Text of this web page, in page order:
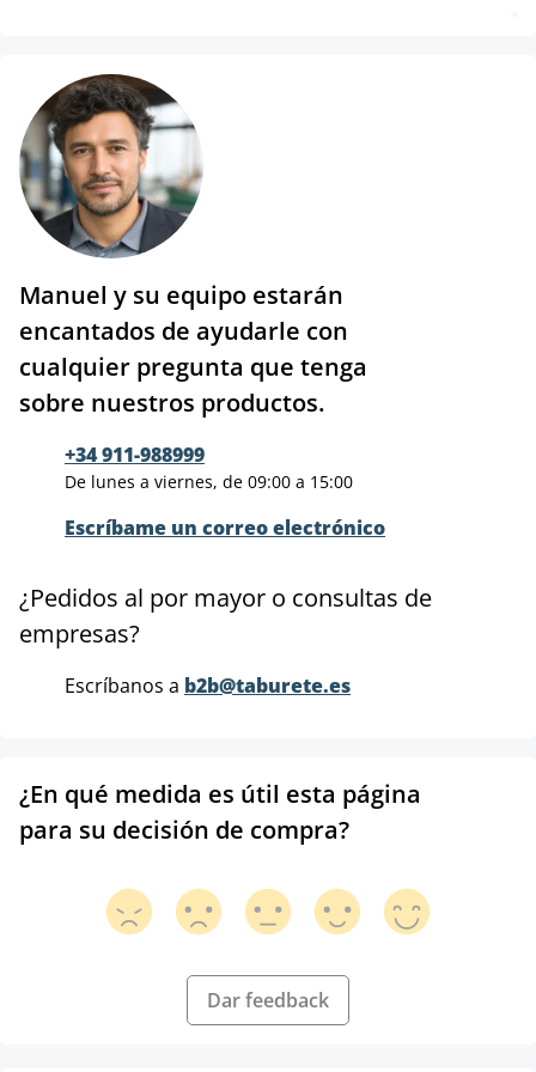
Manuel y su equipo estarán
encantados de ayudarle con
cualquier pregunta que tenga
sobre nuestros productos.
+34 911-988999
De lunes a viernes, de 09:00 a 15:00
Escríbame un correo electrónico
¿Pedidos al por mayor o consultas de
empresas?
Escríbanos a b2b@taburete.es
¿En qué medida es útil esta página
para su decisión de compra?
Dar feedback